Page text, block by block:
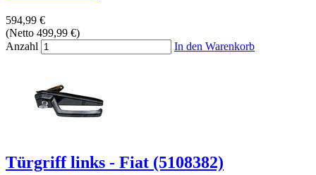
594,99 €
(Netto 499,99 €)
Anzahl
In den Warenkorb
Türgriff links - Fiat (5108382)